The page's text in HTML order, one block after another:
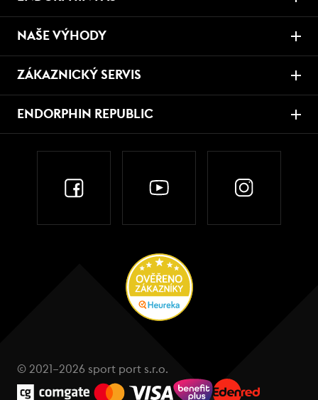
NAŠE VÝHODY
ZÁKAZNICKÝ SERVIS
ENDORPHIN REPUBLIC
© 2021–2026 sport port s.r.o.